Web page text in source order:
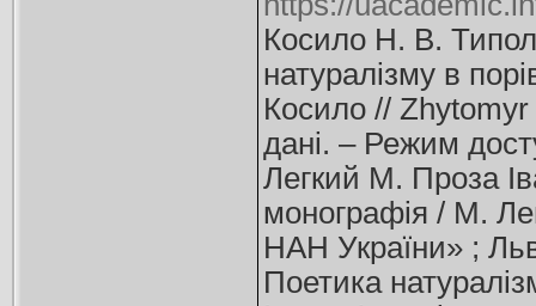
Косило Н. В.
натуралізму в
Косило //
дані. – Режим
Легкий М. Проза
монографія / М.
НАН України» ;
Поетика